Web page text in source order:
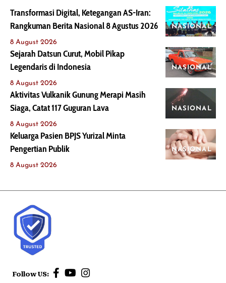
NASIONAL
Transformasi Digital, Ketegangan AS-Iran:
Rangkuman Berita Nasional 8 Agustus 2026
8 August 2026
NASIONAL
Sejarah Datsun Curut, Mobil Pikap
Legendaris di Indonesia
8 August 2026
NASIONAL
Aktivitas Vulkanik Gunung Merapi Masih
Siaga, Catat 117 Guguran Lava
8 August 2026
NASIONAL
Keluarga Pasien BPJS Yurizal Minta
Pengertian Publik
8 August 2026
Follow US: